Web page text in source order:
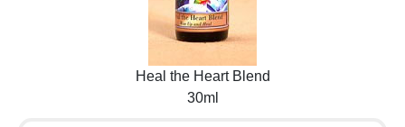
Heal the Heart Blend
30ml